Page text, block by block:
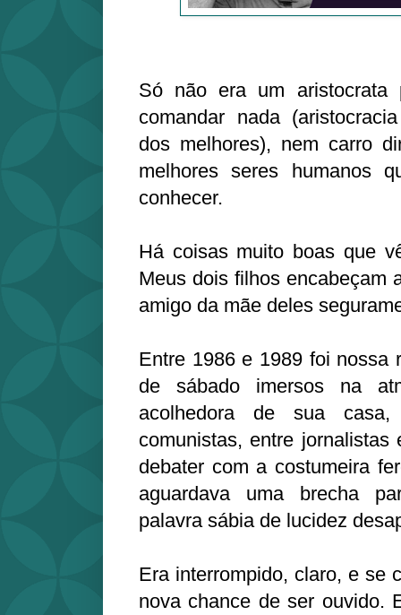
Só não era um aristocrata
comandar nada
dos melhores), nem carro
melhores seres humanos
conhecer.
Há coisas muito boas que
Meus dois filhos encabeçam
amigo da mãe deles
Entre 1986 e 1989 foi nossa
de sábado imersos na
acolhedora de sua
comunistas, entre
debater com a costumeira
aguardava uma brecha
palavra sábia de lucidez
Era interrompido, claro, e se
nova chance de ser ouvido.